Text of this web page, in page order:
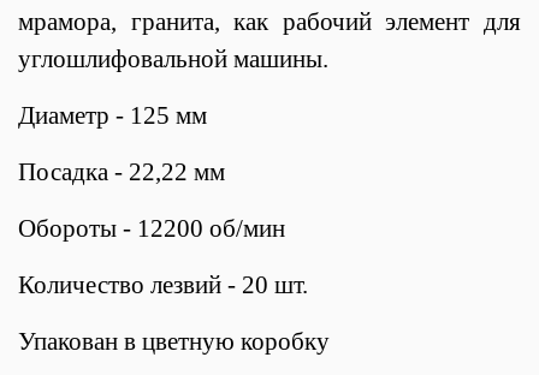
мрамора, гранита, как рабочий элемент для
углошлифовальной машины.
Диаметр - 125 мм
Посадка - 22,22 мм
Обороты - 12200 об/мин
Количество лезвий - 20 шт.
Упакован в цветную коробку